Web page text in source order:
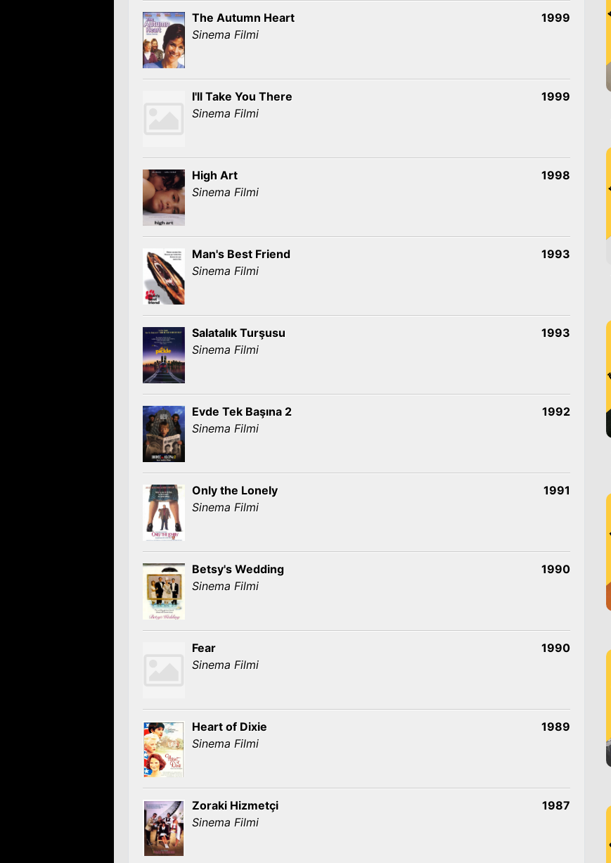
The Autumn Heart
Sinema Filmi
1999
I'll Take You There
Sinema Filmi
1999
High Art
Sinema Filmi
1998
Man's Best Friend
Sinema Filmi
1993
Salatalık Turşusu
Sinema Filmi
1993
Evde Tek Başına 2
Sinema Filmi
1992
Only the Lonely
Sinema Filmi
1991
Betsy's Wedding
Sinema Filmi
1990
Fear
Sinema Filmi
1990
Heart of Dixie
Sinema Filmi
1989
Zoraki Hizmetçi
Sinema Filmi
1987